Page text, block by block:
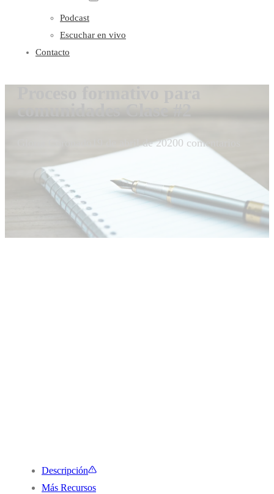
Podcast
Escuchar en vivo
Contacto
comunidades Clase #2
19 de abril de 20200 comentarios
Descripción
Más Recursos